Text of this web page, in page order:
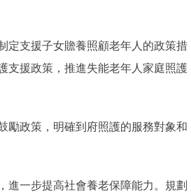
支援子女贍養照顧老年人的政策措
支援政策，推進失能老年人家庭照護
政策，明確到府照護的服務對象和
一步提高社會養老保障能力。規劃